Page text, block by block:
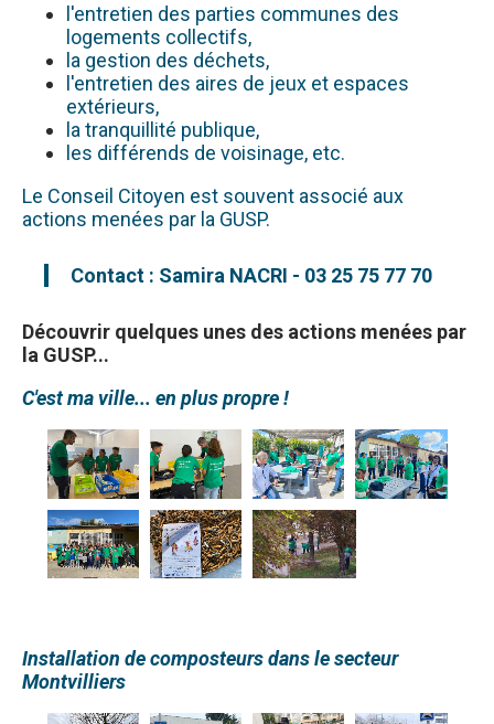
l'entretien des parties communes des
logements collectifs,
la gestion des déchets,
l'entretien des aires de jeux et espaces
extérieurs,
la tranquillité publique,
les différends de voisinage, etc.
Le Conseil Citoyen est souvent associé aux
actions menées par la GUSP.
Contact : Samira NACRI - 03 25 75 77 70
Découvrir quelques unes des actions menées par
la GUSP...
C'est ma ville... en plus propre !
Installation de composteurs dans le secteur
Montvilliers